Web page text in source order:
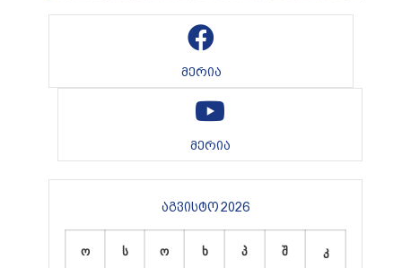
მერია
მერია
აგვისტო 2026
ო ს ო ხ პ შ კ